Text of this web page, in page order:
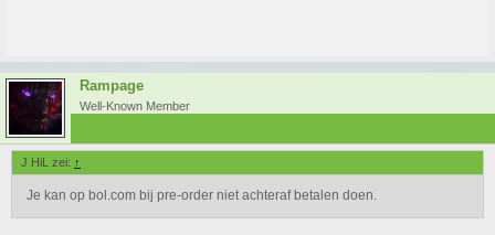
Rampage
Well-Known Member
J HiL zei: ↑
Je kan op bol.com bij pre-order niet achteraf betalen doen.